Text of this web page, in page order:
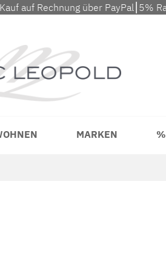
auf Rechnung über PayPal⎮5%
MARKEN